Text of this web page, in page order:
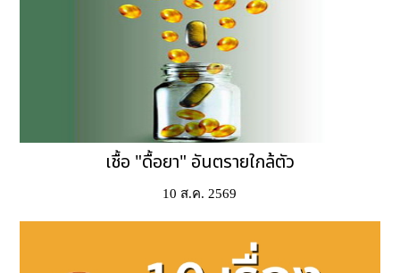
เชื้อ "ดื้อยา" อันตรายใกล้ตัว
10 ส.ค. 2569